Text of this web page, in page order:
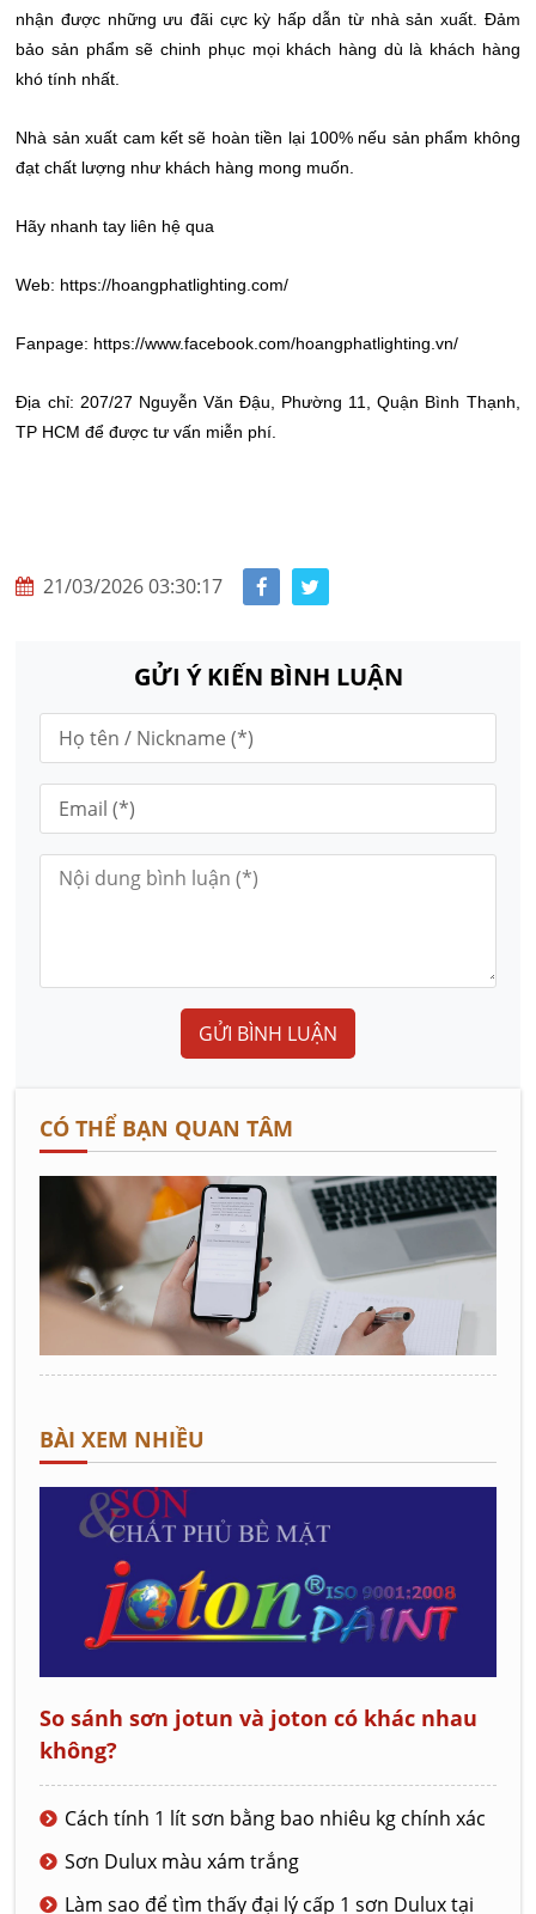
nhận được những ưu đãi cực kỳ hấp dẫn từ nhà sản xuất. Đảm
bảo sản phẩm sẽ chinh phục mọi khách hàng dù là khách hàng
khó tính nhất.
Nhà sản xuất cam kết sẽ hoàn tiền lại 100% nếu sản phẩm không
đạt chất lượng như khách hàng mong muốn.
Hãy nhanh tay liên hệ qua
Web: https://hoangphatlighting.com/
Fanpage: https://www.facebook.com/hoangphatlighting.vn/
Địa chỉ: 207/27 Nguyễn Văn Đậu, Phường 11, Quận Bình Thạnh,
TP HCM để được tư vấn miễn phí.
21/03/2026 03:30:17
GỬI Ý KIẾN BÌNH LUẬN
GỬI BÌNH LUẬN
CÓ THỂ BẠN QUAN TÂM
BÀI XEM NHIỀU
So sánh sơn jotun và joton có khác nhau
không?
Cách tính 1 lít sơn bằng bao nhiêu kg chính xác
Sơn Dulux màu xám trắng
Làm sao để tìm thấy đại lý cấp 1 sơn Dulux tại